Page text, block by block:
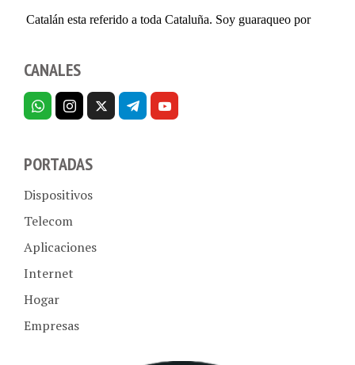
CANALES
PORTADAS
Dispositivos
Telecom
Aplicaciones